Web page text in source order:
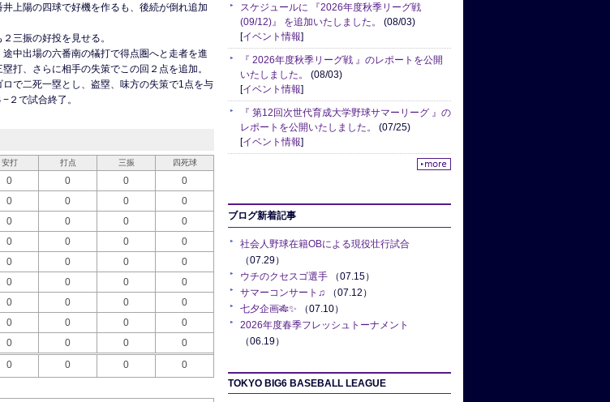
上陽の四球で好機を作るも、後続が倒れ追加
三振の好投を見せる。
中出場の六番南の犠打で得点圏へと走者を進
打、さらに相手の失策でこの回２点を追加。
で二死一塁とし、盗塁、味方の失策で1点を与
２で試合終了。
安打 打点 三振 四死球
0 0 0
0
0 0 0
0
0 0 0
0
0 0 0
0
0 0 0
0
0 0 0
0
0 0 0
0
0 0 0
0
0 0 0
0
0 0 0 0
スケジュールに 『2026年度秋季リーグ戦
(09/12)』 を追加いたしました。 (08/03)
[イベント情報]
『 2026年度秋季リーグ戦 』のレポートを公開
いたしました。 (08/03)
[イベント情報]
『 第12回次世代育成大学野球サマーリーグ 』の
レポートを公開いたしました。 (07/25)
[イベント情報]
ブログ新着記事
社会人野球在籍OBによる現役壮行試合
（07.29）
ウチのクセスゴ選手 （07.15）
サマーコンサート♫ （07.12）
七夕企画🎋✨ （07.10）
2026年度春季フレッシュトーナメント
（06.19）
TOKYO BIG6 BASEBALL LEAGUE